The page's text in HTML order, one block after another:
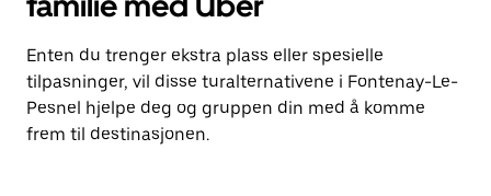
Enten du trenger ekstra plass eller spesielle
tilpasninger, vil disse turalternativene i Fontenay-Le-
Pesnel hjelpe deg og gruppen din med å komme
frem til destinasjonen.